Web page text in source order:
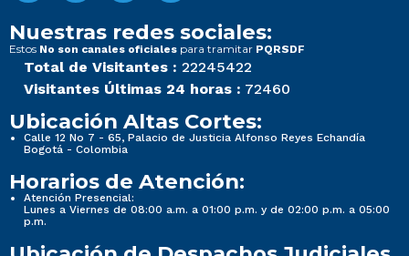
Nuestras redes sociales:
Estos No son canales oficiales para tramitar PQRSDF
Total de Visitantes : 22245422
Visitantes Últimas 24 horas : 72460
Ubicación Altas Cortes:
Calle 12 No 7 - 65, Palacio de Justicia Alfonso Reyes Echandía
Bogotá - Colombia
Horarios de Atención:
Atención Presencial:
Lunes a Viernes de 08:00 a.m. a 01:00 p.m. y de 02:00 p.m. a 05:00
p.m.